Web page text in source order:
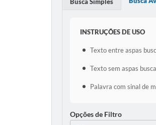
INSTRUÇÕES DE USO
Texto entre aspas
Texto sem aspas
Palavra com sinal de
Opções de Filtro